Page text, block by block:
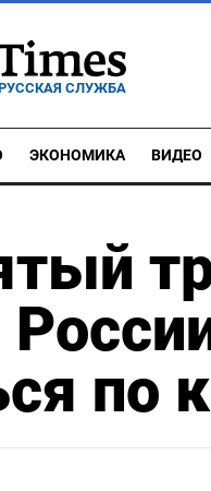
СЛУЖБА
ЭКОНОМИКА ВИДЕО
по